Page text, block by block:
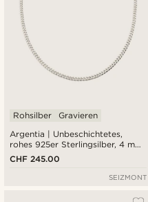
Argentia | Unbeschichtetes,
rohes 925er Sterlingsilber, 4 mm,
Panzerkette, Halskette
Rohsilber Gravieren
CHF 245.00
SEIZMONT